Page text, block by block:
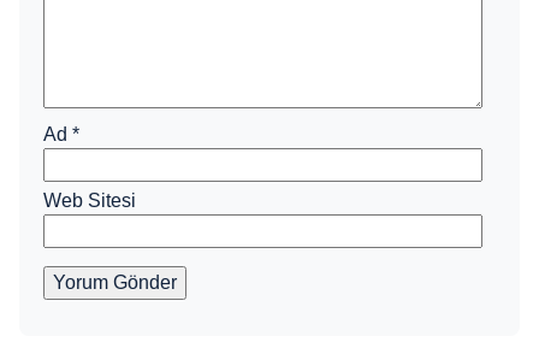
Ad *
Web Sitesi
Yorum Gönder